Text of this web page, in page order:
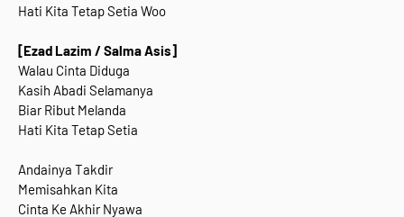
Hati Kita Tetap Setia Woo
[Ezad Lazim / Salma Asis]
Walau Cinta Diduga
Kasih Abadi Selamanya
Biar Ribut Melanda
Hati Kita Tetap Setia
Andainya Takdir
Memisahkan Kita
Cinta Ke Akhir Nyawa